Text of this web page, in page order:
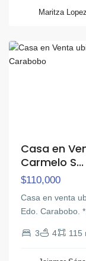
Maritza Lopez
Casa en
Carmelo S...
$110,000
Casa en venta
Edo. Carabobo.
3 4 115